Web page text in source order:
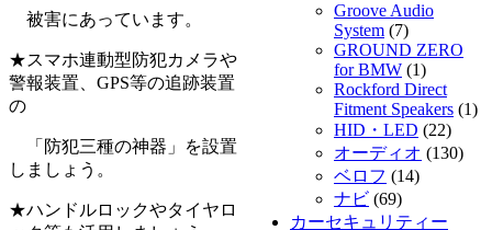
被害にあっています。
★スマホ連動型防犯カメラや
警報装置、GPS等の追跡装置
の
「防犯三種の神器」を設置
しましょう。
★ハンドルロックやタイヤロ
Groove Audio
System (7)
GROUND ZERO
for BMW (1)
Rockford Direct
Fitment Speakers (1)
HID・LED (22)
オーディオ (130)
ベロフ (14)
ナビ (69)
カーセキュリティー